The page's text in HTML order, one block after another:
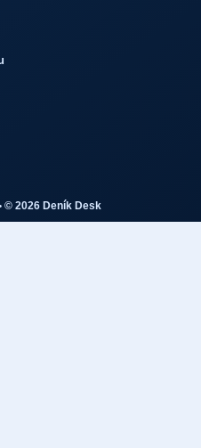
© 2026 Deník Desk